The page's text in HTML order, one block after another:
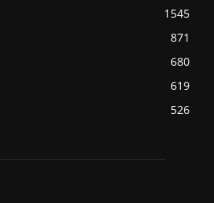
1545
871
680
619
526